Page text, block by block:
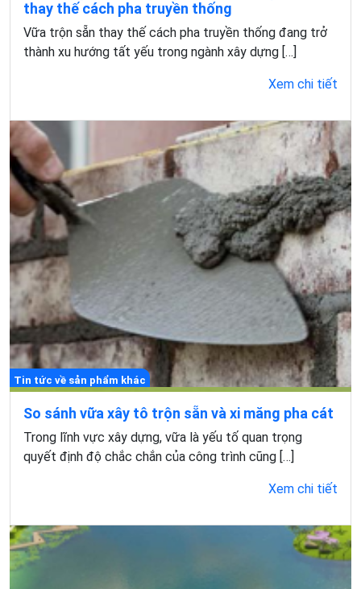
thay thế cách pha truyền thống
Vữa trộn sẵn thay thế cách pha truyền thống đang trở
thành xu hướng tất yếu trong ngành xây dựng […]
Xem chi tiết
Tin tức về sản phẩm khác
So sánh vữa xây tô trộn sẵn và xi măng pha cát
Trong lĩnh vực xây dựng, vữa là yếu tố quan trọng
quyết định độ chắc chắn của công trình cũng […]
Xem chi tiết